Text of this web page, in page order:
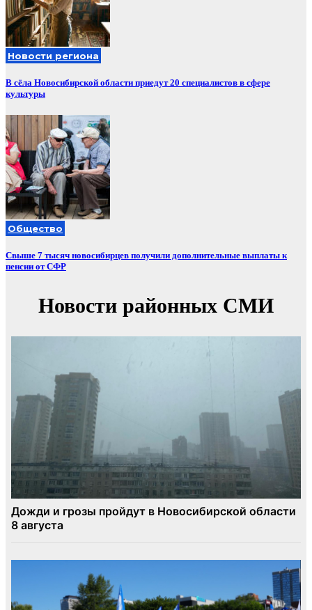
Новости региона
В сёла Новосибирской области приедут 20 специалистов в сфере
культуры
Общество
Свыше 7 тысяч новосибирцев получили дополнительные выплаты к
пенсии от СФР